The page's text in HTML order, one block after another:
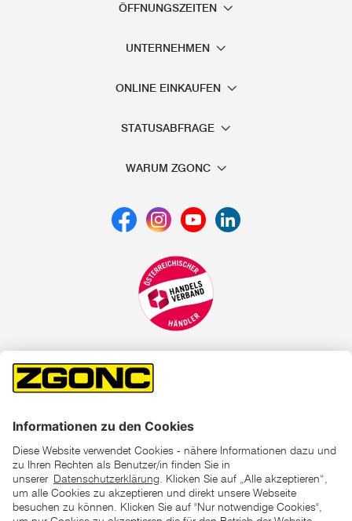
ÖFFNUNGSZEITEN
UNTERNEHMEN
ONLINE EINKAUFEN
STATUSABFRAGE
WARUM ZGONC
Tagen vor Beginn dieser Aktion verlangte Preis
unter den UVP Preisen auf dieser Website sind die
Copyright © 2026 ZGONC. Alle Rechte vorbehalten.
AGB Datenschutz Impressum Barrierefreiheitserklärung